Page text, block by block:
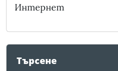
Интернет
Търсене